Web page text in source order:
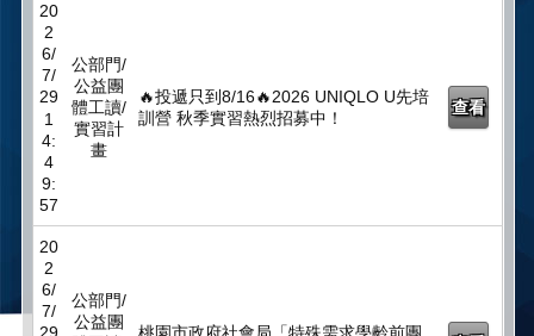
20
2
6/
7/
29
1
4:
4
9:
57
公部門/
公益團
體工讀/
實習計
畫
🔥投遞只到8/16🔥2026 UNIQLO U先培
訓營 秋季實習熱烈招募中！
查看
20
2
6/
7/
公部門/
公益團